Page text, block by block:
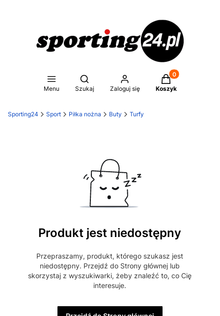
Menu
Otwórz wyszukiwarkę
Szukaj Zaloguj się
Produkty w
Koszyk
Sporting24 Sport Piłka nożna Buty Turfy
Produkt jest niedostępny
Przepraszamy, produkt, którego szukasz jest
niedostępny. Przejdź do Strony głównej lub
skorzystaj z wyszukiwarki, żeby znaleźć to, co Cię
interesuje.